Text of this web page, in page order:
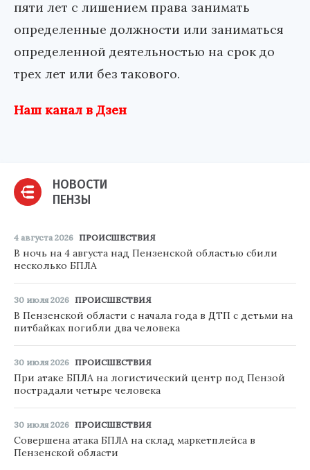
пяти лет с лишением права занимать
определенные должности или заниматься
определенной деятельностью на срок до
трех лет или без такового.
Наш канал в Дзен
НОВОСТИ
ПЕНЗЫ
4 августа 2026 ПРОИСШЕСТВИЯ
В ночь на 4 августа над Пензенской областью сбили
несколько БПЛА
30 июля 2026 ПРОИСШЕСТВИЯ
В Пензенской области с начала года в ДТП с детьми на
питбайках погибли два человека
30 июля 2026 ПРОИСШЕСТВИЯ
При атаке БПЛА на логистический центр под Пензой
пострадали четыре человека
30 июля 2026 ПРОИСШЕСТВИЯ
Совершена атака БПЛА на склад маркетплейса в
Пензенской области